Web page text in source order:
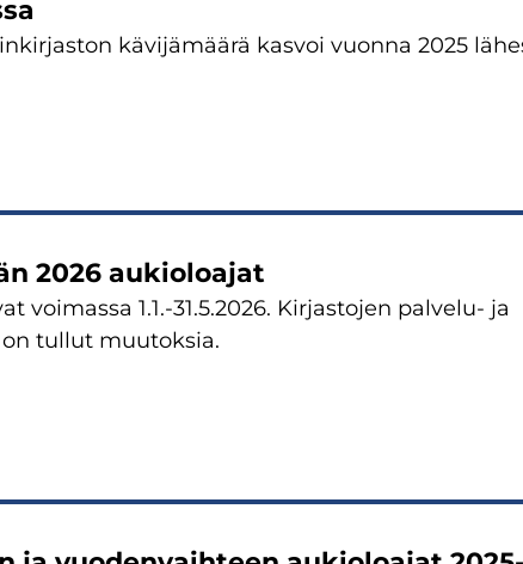
kävijämäärä kasvoi vuonna 2025
2026 aukioloajat
voimassa 1.1.-31.5.2026. Kirjastojen palvelu- ja
tullut muutoksia.